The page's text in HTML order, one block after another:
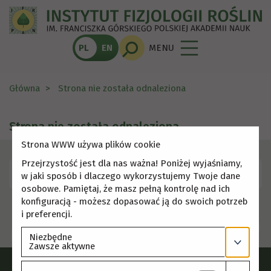
PL EN MENU
Główna Strona nie została odnaleziona
Strona nie została odnaleziona
Skorzystaj z menu, aby wybrać inną stronę.
Strona WWW używa plików cookie
Przejrzystość jest dla nas ważna! Poniżej wyjaśniamy,
w jaki sposób i dlaczego wykorzystujemy Twoje dane
osobowe. Pamiętaj, że masz pełną kontrolę nad ich
konfiguracją - możesz dopasować ją do swoich potrzeb
i preferencji.
Niezbędne
Zawsze aktywne